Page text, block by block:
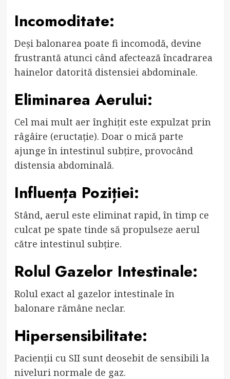
Incomoditate:
Deși balonarea poate fi incomodă, devine
frustrantă atunci când afectează încadrarea
hainelor datorită distensiei abdominale.
Eliminarea Aerului:
Cel mai mult aer înghițit este expulzat prin
râgâire (eructație). Doar o mică parte
ajunge în intestinul subțire, provocând
distensia abdominală.
Influența Poziției:
Stând, aerul este eliminat rapid, în timp ce
culcat pe spate tinde să propulseze aerul
către intestinul subțire.
Rolul Gazelor Intestinale:
Rolul exact al gazelor intestinale în
balonare rămâne neclar.
Hipersensibilitate:
Pacienții cu SII sunt deosebit de sensibili la
niveluri normale de gaz.